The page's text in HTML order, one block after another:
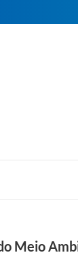
Meio